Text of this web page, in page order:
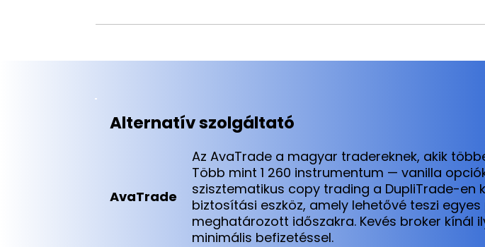
Alternatív szolgáltató
AvaTrade
Az AvaTrade a magyar tradereknek, akik
Több mint 1 260 instrumentum — vanilla
szisztematikus copy trading a DupliTrade-en
biztosítási eszköz, amely lehetővé teszi
meghatározott időszakra. Kevés broker kínál
minimális befizetéssel.